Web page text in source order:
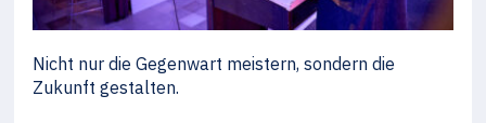
Nicht nur die Gegenwart meistern, sondern die
Zukunft gestalten.